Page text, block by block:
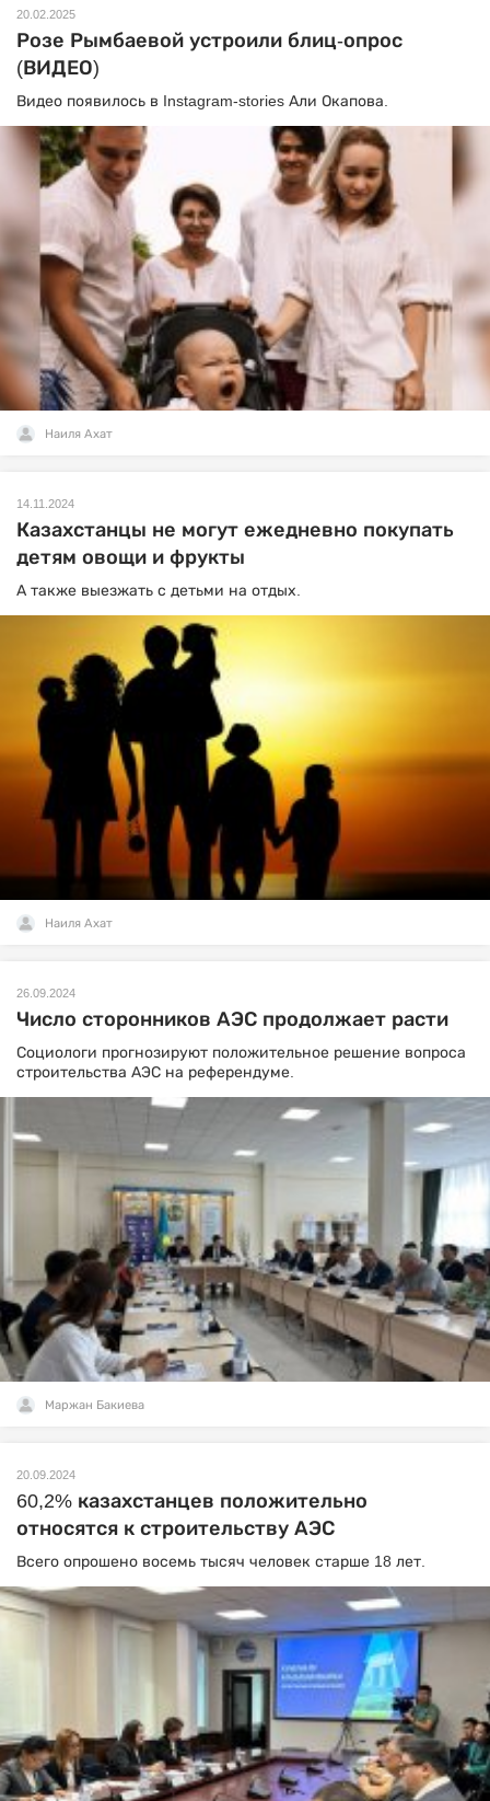
20.02.2025
Розе Рымбаевой устроили блиц-опрос
(ВИДЕО)
Видео появилось в Instagram-stories Али Окапова.
Наиля Ахат
14.11.2024
Казахстанцы не могут ежедневно покупать
детям овощи и фрукты
А также выезжать с детьми на отдых.
Наиля Ахат
26.09.2024
Число сторонников АЭС продолжает расти
Социологи прогнозируют положительное решение вопроса
строительства АЭС на референдуме.
Маржан Бакиева
20.09.2024
60,2% казахстанцев положительно
относятся к строительству АЭС
Всего опрошено восемь тысяч человек старше 18 лет.